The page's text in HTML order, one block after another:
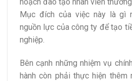
Mục đích của việc này là gì
nguồn lực của công ty để tạo
nghiệp.
Bên cạnh những nhiệm vụ
hành còn phải thực hiện thêm